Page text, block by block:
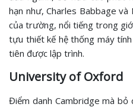
hạn như, Charles Babbage và
của trường, nổi tiếng trong
tựu thiết kế hệ thống máy
tiên được lập trình.
University of Oxford
Điểm danh Cambridge mà